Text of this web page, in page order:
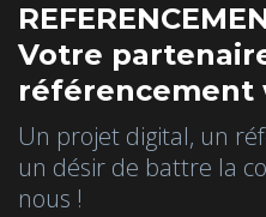
Votre
référencement
Un projet digital, un
un désir de battre la
nous !